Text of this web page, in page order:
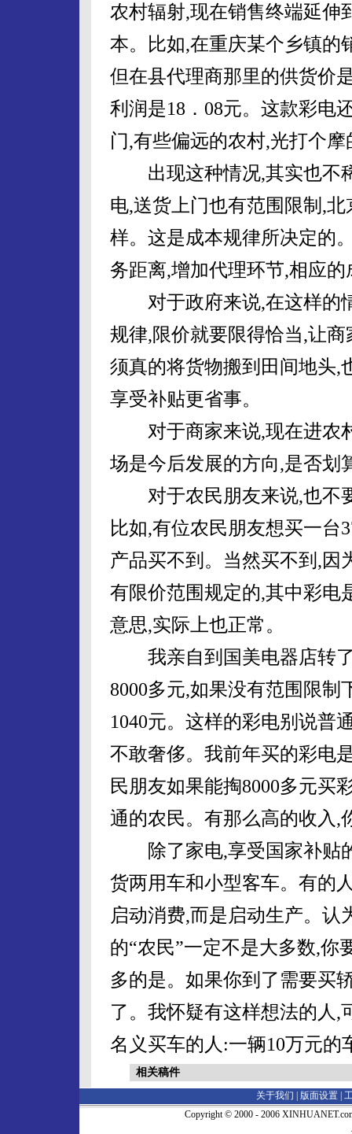
农村辐射,现在销售终端延伸
本。比如,在重庆某个乡镇的
但在县代理商那里的供货价
利润是18．08元。这款彩电
门,有些偏远的农村,光打个
出现这种情况,其实也不
电,送货上门也有范围限制,
样。这是成本规律所决定的
务距离,增加代理环节,相应
对于政府来说,在这样的情
规律,限价就要限得恰当,让
须真的将货物搬到田间地头,
享受补贴更省事。
对于商家来说,现在进农
场是今后发展的方向,是否划
对于农民朋友来说,也不
比如,有位农民朋友想买一台
产品买不到。当然买不到,因
有限价范围规定的,其中彩电
意思,实际上也正常。
我亲自到国美电器店转了
8000多元,如果没有范围限
1040元。这样的彩电别说普
不敢奢侈。我前年买的彩电
民朋友如果能掏8000多元买
通的农民。有那么高的收入,
除了家电,享受国家补贴
货两用车和小型客车。有的
启动消费,而是启动生产。
的“农民”一定不是大多数,你
多的是。如果你到了需要买
了。我怀疑有这样想法的人,
名义买车的人:一辆10万元的
相关稿件
关于我们 | 版面设置
Copyright © 2000 - 2006